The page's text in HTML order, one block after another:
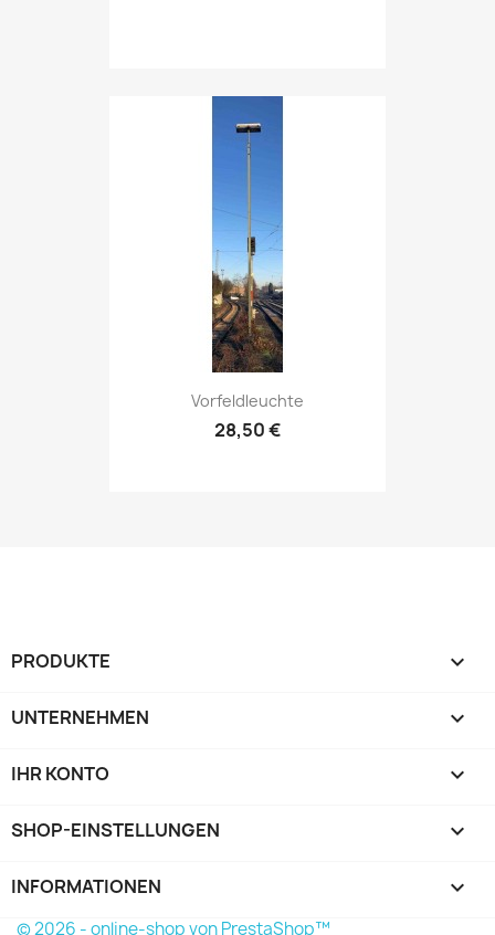
Vorfeldleuchte
28,50 €
PRODUKTE 
UNTERNEHMEN 
IHR KONTO 
SHOP-EINSTELLUNGEN keyboard_arrow_down
INFORMATIONEN 
© 2026 - online-shop von PrestaShop™